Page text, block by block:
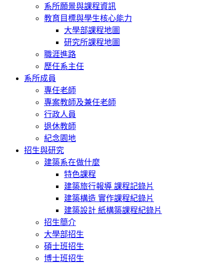
系所願景與課程資訊
教育目標與學生核心能力
大學部課程地圖
研究所課程地圖
職涯進路
歷任系主任
系所成員
專任老師
專案教師及兼任老師
行政人員
退休教師
紀念園地
招生與研究
建築系在做什麼
特色課程
建築旅行報導 課程記錄片
建築構造 實作課程紀錄片
建築設計 紙構築課程紀錄片
招生簡介
大學部招生
碩士班招生
博士班招生